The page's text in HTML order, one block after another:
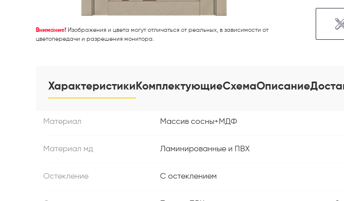
Внимание! Изображения и цвета могут отличаться от реальных, в зависимости от
цветопередачи и разрешения монитора.
Характеристики КомплектующиеСхемаОписание
Материал Массив сосны+МДФ
Материал мд Ламинированные и ПВХ
Остекление С остеклением